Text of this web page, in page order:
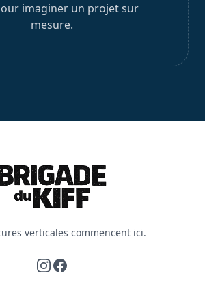
imaginer un projet sur
mesure.
verticales commencent ici.
Instagram
Facebook